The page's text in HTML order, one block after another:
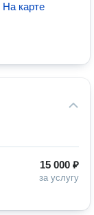
На карте
15 000 ₽
за услугу